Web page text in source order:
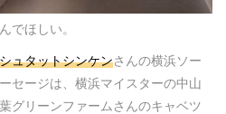
でほしい。
シュタットシンケンさんの横浜ソー
セージは、横浜マイスターの中山
グリーンファームさんのキャベツ